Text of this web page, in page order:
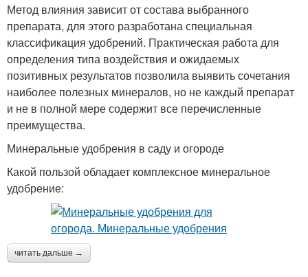
Метод влияния зависит от состава выбранного
препарата, для этого разработана специальная
классификация удобрений. Практическая работа для
определения типа воздействия и ожидаемых
позитивных результатов позволила выявить сочетания
наиболее полезных минералов, но не каждый препарат
и не в полной мере содержит все перечисленные
преимущества.
Минеральные удобрения в саду и огороде
Какой пользой обладает комплексное минеральное
удобрение:
читать дальше →